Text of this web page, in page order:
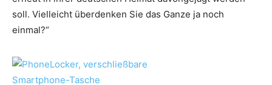
soll. Vielleicht überdenken Sie das Ganze ja noch
einmal?“